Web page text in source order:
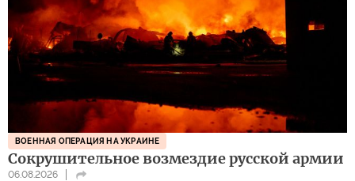
ВОЕННАЯ ОПЕРАЦИЯ НА УКРАИНЕ
Сокрушительное возмездие русской армии
06.08.2026